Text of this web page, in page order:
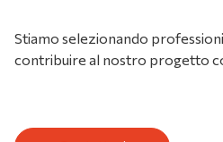
Stiamo selezionando
contribuire al nostro progetto